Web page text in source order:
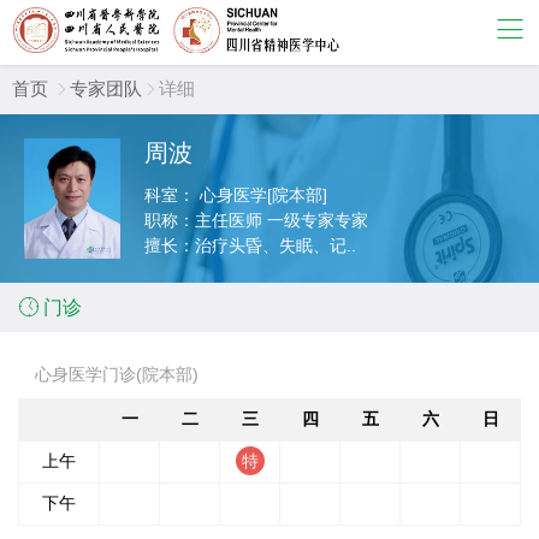
首页  专家团队  详细
周波
科室：
心身医学[院本部]
职称： 主任医师 一级专家专家
擅长：治疗头昏、失眠、记..
 门诊
心身医学门诊(院本部)
一 二 三 四 五 六 日
上午
下午